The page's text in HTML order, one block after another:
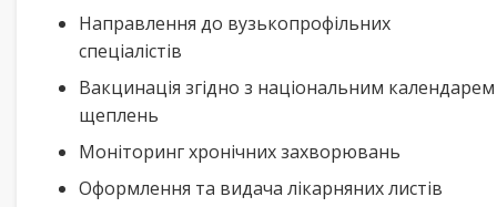
Направлення до вузькопрофільних
спеціалістів
Вакцинація згідно з національним календарем
щеплень
Моніторинг хронічних захворювань
Оформлення та видача лікарняних листів